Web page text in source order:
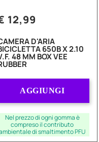
12,99
D'ARIA
650B X 2.10
48 MM BOX VEE
AGGIUNGI
Nel prezzo di ogni gomma è
compreso il contributo
di smaltimento PFU